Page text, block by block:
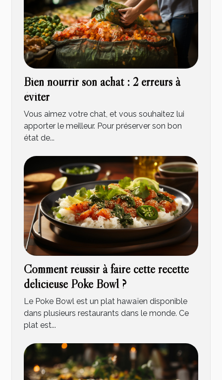
Bien nourrir son achat : 2 erreurs à
éviter
Vous aimez votre chat, et vous souhaitez lui
apporter le meilleur. Pour préserver son bon
état de...
Comment réussir à faire cette recette
délicieuse Poke Bowl ?
Le Poke Bowl est un plat hawaïen disponible
dans plusieurs restaurants dans le monde. Ce
plat est...